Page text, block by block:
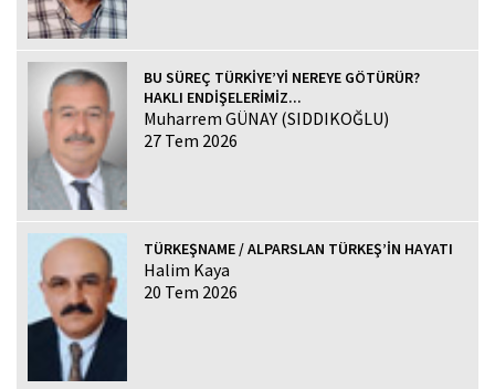
BU SÜREÇ TÜRKİYE’Yİ NEREYE GÖTÜRÜR?
HAKLI ENDİŞELERİMİZ...
Muharrem GÜNAY (SIDDIKOĞLU)
27 Tem 2026
TÜRKEŞNAME / ALPARSLAN TÜRKEŞ’İN HAYATI
Halim Kaya
20 Tem 2026